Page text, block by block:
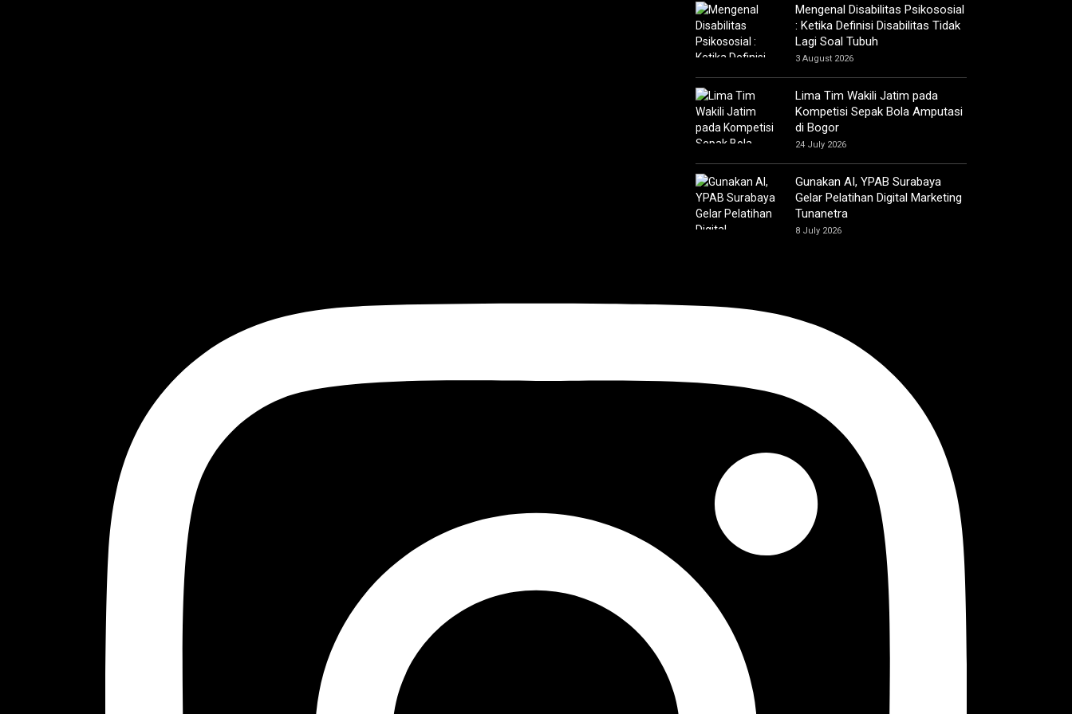
Mengenal Disabilitas Psikososial
: Ketika Definisi Disabilitas Tidak
Lagi Soal Tubuh
3 August 2026
Lima Tim Wakili Jatim pada
Kompetisi Sepak Bola Amputasi
di Bogor
24 July 2026
Gunakan AI, YPAB Surabaya
Gelar Pelatihan Digital Marketing
Tunanetra
8 July 2026